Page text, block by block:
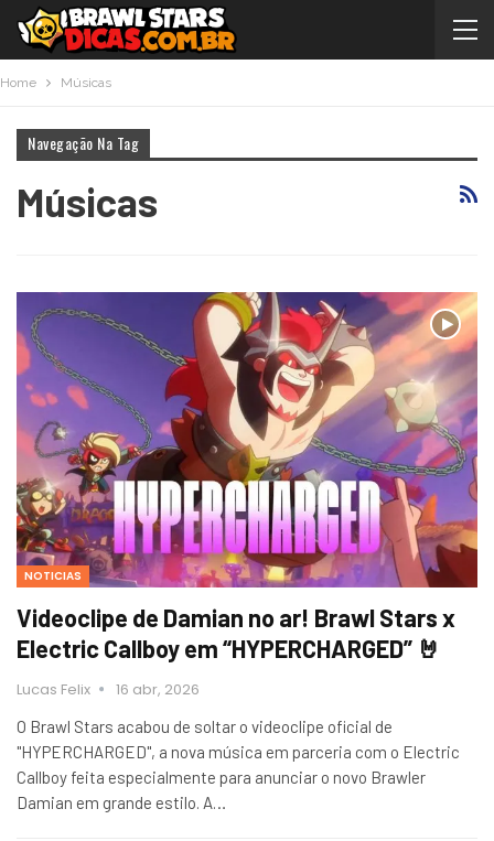
Home Músicas
Navegação Na Tag
Músicas
NOTICIAS
Videoclipe de Damian no ar! Brawl Stars x
Electric Callboy em “HYPERCHARGED” 🤘
Lucas Felix 16 abr, 2026
O Brawl Stars acabou de soltar o videoclipe oficial de
"HYPERCHARGED", a nova música em parceria com o Electric
Callboy feita especialmente para anunciar o novo Brawler
Damian em grande estilo. A…